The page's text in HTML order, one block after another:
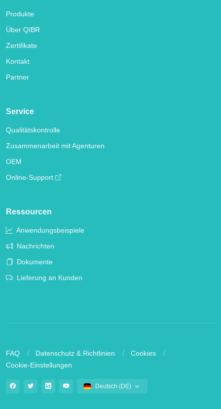
Produkte
Über QIBR
Zertifikate
Kontakt
Partner
Service
Qualitätskontrolle
Zusammenarbeit mit Agenturen
OEM
Online-Support
Ressourcen
Anwendungsbeispiele
Nachrichten
Dokumente
Lieferung an Kunden
FAQ Datenschutz & Richtlinien
Cookies
Cookie-Einstellungen
Deutsch (DE)